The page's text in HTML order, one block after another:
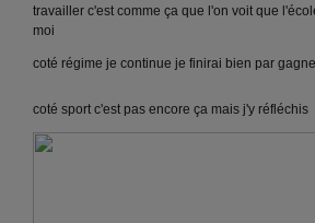
travailler c'est comme ça que l'on voit que
moi
coté régime je continue je finirai bien par
coté sport c'est pas encore ça mais j'y réfléchis